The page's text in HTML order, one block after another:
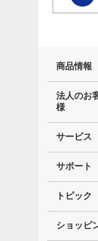
商品情報
法人のお
様
サービス
サポート
トピック
ショッピ